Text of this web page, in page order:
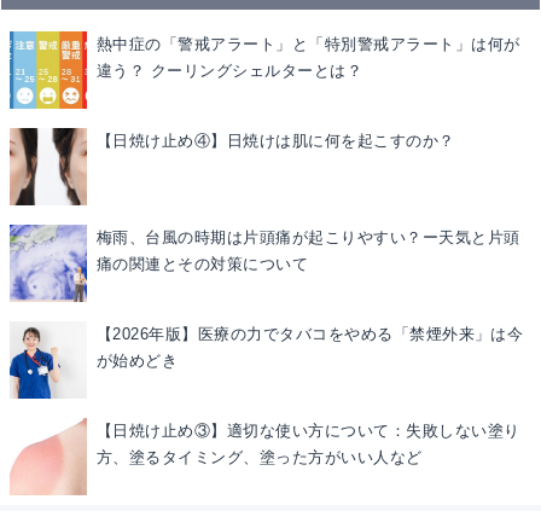
熱中症の「警戒アラート」と「特別警戒アラート」は何が
違う？ クーリングシェルターとは？
【日焼け止め④】日焼けは肌に何を起こすのか？
梅雨、台風の時期は片頭痛が起こりやすい？ー天気と片頭
痛の関連とその対策について
【2026年版】医療の力でタバコをやめる「禁煙外来」は今
が始めどき
【日焼け止め③】適切な使い方について：失敗しない塗り
方、塗るタイミング、塗った方がいい人など